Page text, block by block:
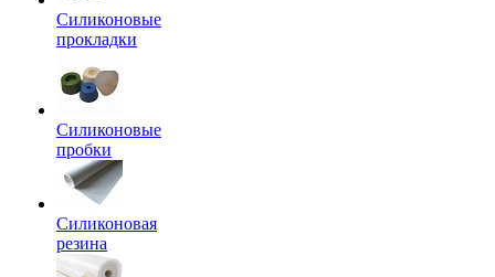
Силиконовые
прокладки
Силиконовые
пробки
Силиконовая
резина